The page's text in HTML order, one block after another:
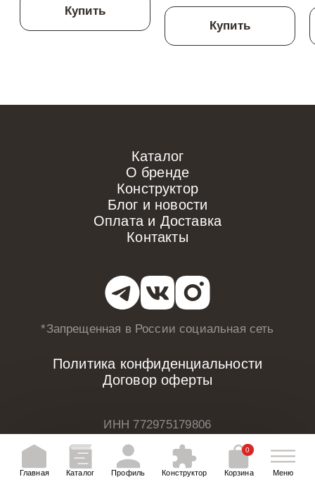
Купить
Купить
Каталог
О бренде
Конструктор
Блог и новости
Оплата и Доставка
Контакты
*Запрещенная в Россиисоциальная сеть
Политика конфиденциальности
Договор оферты
ИНН 772975179806
ОГРНИП 318774600207692
Главная Каталог Профиль Конструктор
0
Корзина Меню